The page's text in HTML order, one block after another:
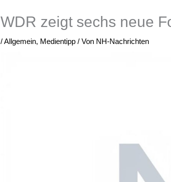
WDR zeigt sechs neue
/Allgemein, Medientipp / Von NH-Nachrichten